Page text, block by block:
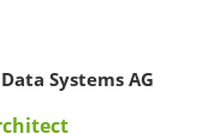
Systems AG